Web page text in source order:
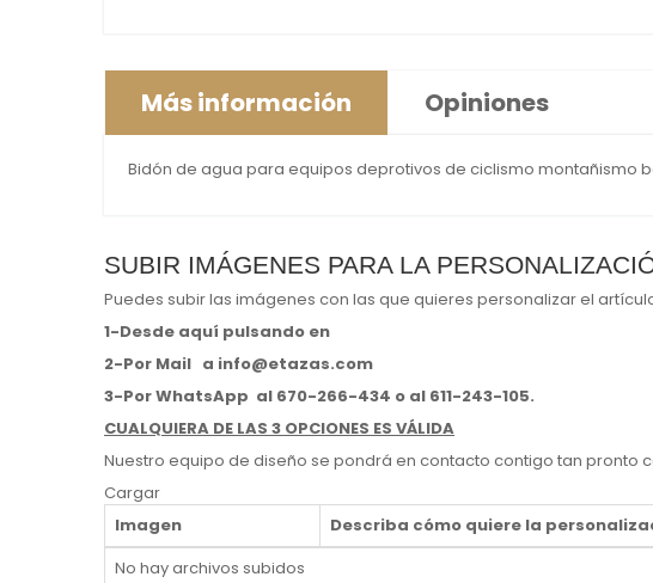
Más información Opiniones
Bidón de agua para equipos deprotivos de ciclismo montañismo
SUBIR IMÁGENES PARA LA
Puedes subir las imágenes con las que quieres personalizar el
1-Desde aquí pulsando en
2-Por Mail a info@etazas.com
3-Por WhatsApp al 670-266-434 o al 611-243-105.
CUALQUIERA DE LAS 3 OPCIONES ES VÁLIDA
Nuestro equipo de diseño se pondrá en contacto contigo tan pronto
Cargar
Imagen
Describa cómo quiere la
No hay archivos subidos